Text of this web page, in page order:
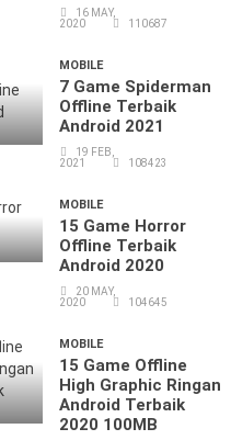
16 MAY,
2020
110687
MOBILE
7 Game Spiderman
Offline Terbaik
Android 2021
19 FEB,
2021
108423
MOBILE
15 Game Horror
Offline Terbaik
Android 2020
20 MAY,
2020
104645
MOBILE
15 Game Offline
High Graphic Ringan
Android Terbaik
2020 100MB